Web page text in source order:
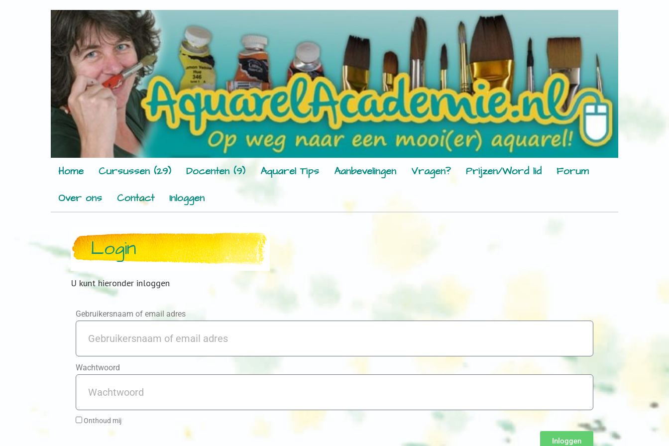
Home Cursussen (29) Docenten (9) Aquarel Tips Aanbevelingen Vragen? Prijzen/Word lid
Forum
Over ons
Contact Inloggen
Login
U kunt hieronder inloggen
Gebruikersnaam of email adres
Wachtwoord
Onthoud mij
Inloggen